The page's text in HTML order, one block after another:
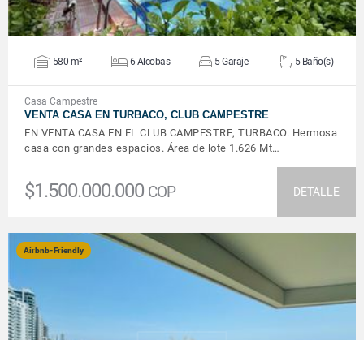
580 m² 6 Alcobas 5 Garaje 5 Baño(s)
Casa Campestre
VENTA CASA EN TURBACO, CLUB CAMPESTRE
EN VENTA CASA EN EL CLUB CAMPESTRE, TURBACO. Hermosa
casa con grandes espacios. Área de lote 1.626 Mt…
$1.500.000.000 COP DETALLE
Airbnb-Friendly